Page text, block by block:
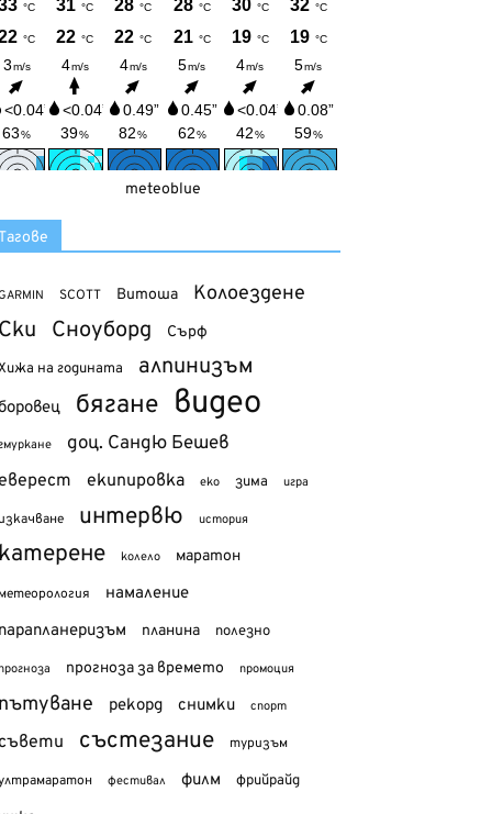
meteoblue
SCOTT Витоша Колоездене
Сноуборд Сърф
на годината алпинизъм
бягане видео
доц. Сандю Бешев
екипировка еко зима игра
интервю история
колело маратон
намаление
планина полезно
прогноза за времето промоция
рекорд снимки спорт
състезание туризъм
фестивал филм фрийрайд